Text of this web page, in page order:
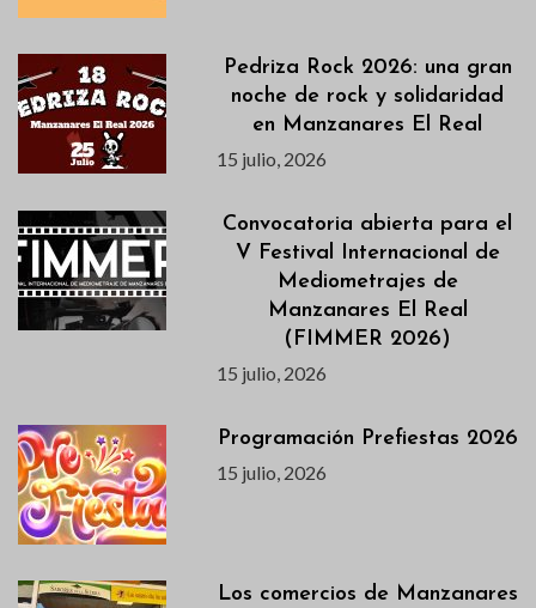
Pedriza Rock 2026: una gran
noche de rock y solidaridad
en Manzanares El Real
15 julio, 2026
Convocatoria abierta para el
V Festival Internacional de
Mediometrajes de
Manzanares El Real
(FIMMER 2026)
15 julio, 2026
Programación Prefiestas 2026
15 julio, 2026
Los comercios de Manzanares